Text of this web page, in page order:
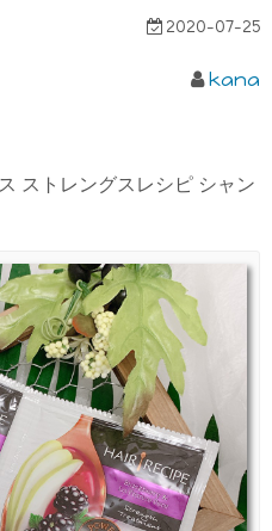
2020-07-25
kana
ストレングスレシピ シャン